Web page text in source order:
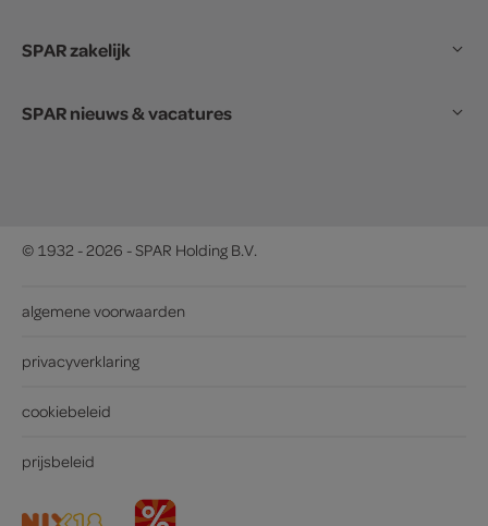
SPAR zakelijk
SPAR nieuws & vacatures
© 1932 - 2026 - SPAR Holding B.V.
algemene voorwaarden
privacyverklaring
cookiebeleid
prijsbeleid